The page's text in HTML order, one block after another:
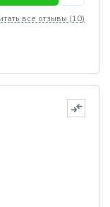
все отзывы (10)